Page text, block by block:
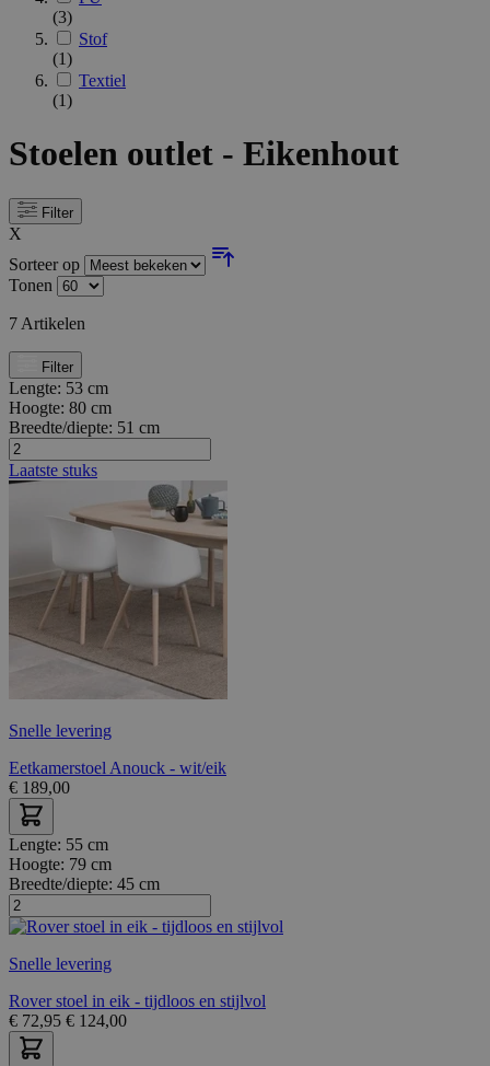
(3)
Stof
(1)
Textiel
(1)
Stoelen outlet - Eikenhout
Filter
X
Sorteer op
Tonen
7 Artikelen
Filter
Lengte: 53 cm
Hoogte: 80 cm
Breedte/diepte: 51 cm
Laatste stuks
Snelle levering
Eetkamerstoel Anouck - wit/eik
€ 189,00
Lengte: 55 cm
Hoogte: 79 cm
Breedte/diepte: 45 cm
Snelle levering
Rover stoel in eik - tijdloos en stijlvol
€ 72,95 € 124,00